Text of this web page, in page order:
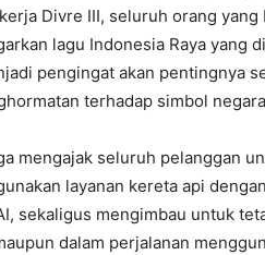
Divre III, seluruh orang
lagu Indonesia Raya yang
pengingat akan pentingnya
terhadap simbol
mengajak seluruh pelanggan
layanan kereta api
sekaligus mengimbau untuk
dalam perjalanan